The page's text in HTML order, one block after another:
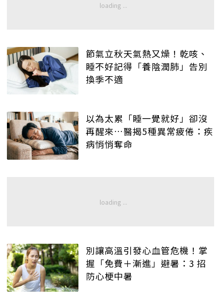
節氣立秋天氣熱又燥！乾咳、
睡不好記得「養陰潤肺」告別
換季不適
以為太累「睡一覺就好」卻沒
再醒來…醫揭5種異常疲倦：疾
病悄悄奪命
別讓高溫引發心血管危機！掌
握「免費＋漸進」避暑：3 招
防心梗中暑